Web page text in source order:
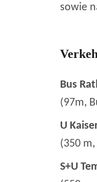
sowie
Bus
(97m,
U
(350
S+U